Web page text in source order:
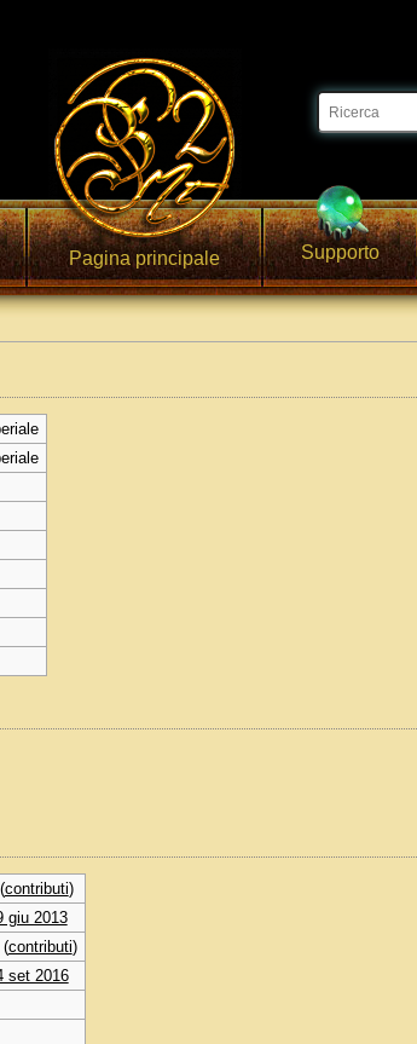
Pagina principale Supporto
(contributi)
giu 2013
(contributi)
set 2016